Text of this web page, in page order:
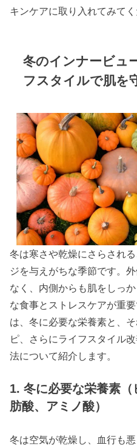
キンケアに取り入れてみてく
冬のインナービュ
フスタイルで肌を
冬は寒さや乾燥にさらされ
ジを与えがちな季節です。
なく、内側からも肌をしっ
な食事とストレスケアが重
は、冬に必要な栄養素と、
ピ、さらにライフスタイル
法について紹介します。
1. 冬に必要な栄養素
肪酸、アミノ酸）
冬は空気が乾燥し、血行も